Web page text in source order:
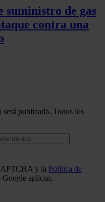
suministro de gas
contra una
publicada. Todos los
y la Política de
Google aplican.